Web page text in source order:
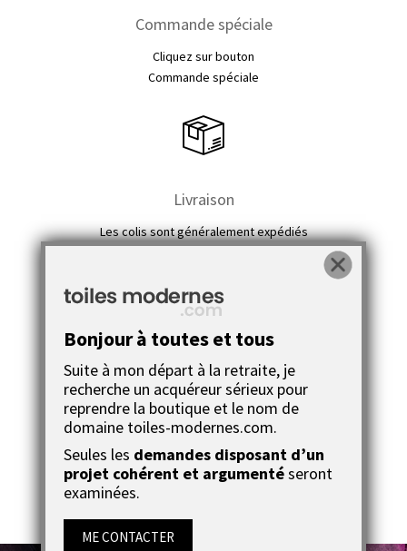
Commande spéciale
Cliquez sur bouton
Commande spéciale
Livraison
Les colis sont généralement expédiés
Chaque toile est unique, elle n’existe qu’en un
seul exemplaire, si vous aimez un tableau qui
n’est plus disponible c’est très simple : il vous
suffit de cliquez sur le boutonCommande
spécialepour reçevoir un tableau unique qui
s’approche le plus du tableau d’origine.
Bonjour à toutes et tous
Suite à mon départ à la retraite, je
recherche un acquéreur sérieux pour
reprendre la boutique et le nom de
domaine toiles-modernes.com.
Seules les demandes disposant d’un
projet cohérent et argumentéseront
examinées.
ME CONTACTER